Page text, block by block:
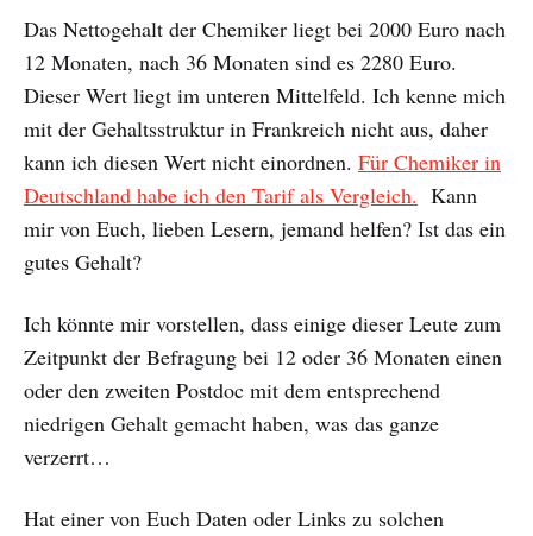
Das Nettogehalt der Chemiker liegt bei 2000 Euro nach
12 Monaten, nach 36 Monaten sind es 2280 Euro.
Dieser Wert liegt im unteren Mittelfeld. Ich kenne mich
mit der Gehaltsstruktur in Frankreich nicht aus, daher
kann ich diesen Wert nicht einordnen. Für Chemiker in
Deutschland habe ich den Tarif als Vergleich. Kann
mir von Euch, lieben Lesern, jemand helfen? Ist das ein
gutes Gehalt?
Ich könnte mir vorstellen, dass einige dieser Leute zum
Zeitpunkt der Befragung bei 12 oder 36 Monaten einen
oder den zweiten Postdoc mit dem entsprechend
niedrigen Gehalt gemacht haben, was das ganze
verzerrt…
Hat einer von Euch Daten oder Links zu solchen